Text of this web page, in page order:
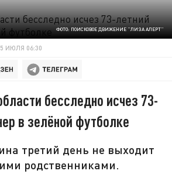
ФОТО: ПОИСКОВОЕ ДВИЖЕНИЕ "ЛИЗА АЛЕРТ"
ИЮЛЯ 06:30
бесследно исчез 73-
в зелёной футболке
третий день не выходит
родственниками.